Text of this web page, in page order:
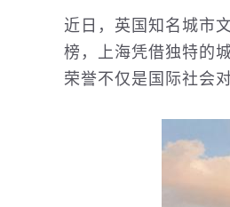
近日，英国知名城市
榜，上海凭借独特的
荣誉不仅是 国际社会